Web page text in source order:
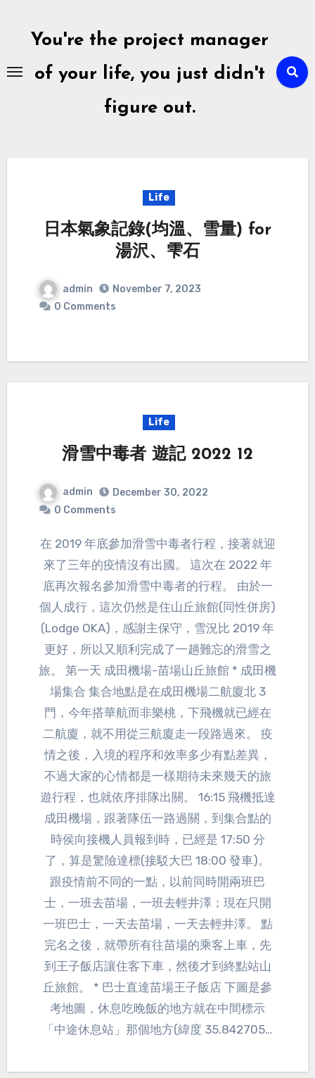
contentYou're the project manager
of your life, you just didn't
figure out.
Life
日本氣象記錄(均溫、雪量) for
湯沢、雫石
admin
November 7, 2023
0 Comments
Life
滑雪中毒者 遊記 2022 12
admin
December 30, 2022
0 Comments
在 2019 年底參加滑雪中毒者行程，接著就迎
來了三年的疫情沒有出國。 這次在 2022 年
底再次報名參加滑雪中毒者的行程。 由於一
個人成行，這次仍然是住山丘旅館(同性併房)
(Lodge OKA)，感謝主保守，雪況比 2019 年
更好，所以又順利完成了一趟難忘的滑雪之
旅。 第一天 成田機場-苗場山丘旅館 * 成田機
場集合 集合地點是在成田機場二航廈北 3
門，今年搭華航而非樂桃，下飛機就已經在
二航廈，就不用從三航廈走一段路過來。 疫
情之後，入境的程序和效率多少有點差異，
不過大家的心情都是一樣期待未來幾天的旅
遊行程，也就依序排隊出關。 16:15 飛機抵達
成田機場，跟著隊伍一路過關，到集合點的
時侯向接機人員報到時，已經是 17:50 分
了，算是驚險達標(接駁大巴 18:00 發車)。
跟疫情前不同的一點，以前同時開兩班巴
士，一班去苗場，一班去輕井澤；現在只開
一班巴士，一天去苗場，一天去輕井澤。 點
完名之後，就帶所有往苗場的乘客上車，先
到王子飯店讓住客下車，然後才到終點站山
丘旅館。 * 巴士直達苗場王子飯店 下圖是參
考地圖，休息吃晚飯的地方就在中間標示
「中途休息站」那個地方(緯度 35.842705…